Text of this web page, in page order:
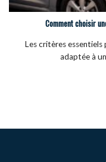
Comment choisir
Les critères
adaptée à